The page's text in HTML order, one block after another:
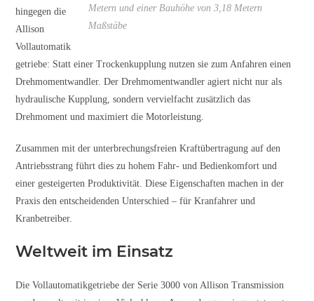
Metern und einer Bauhöhe von 3,18 Metern
Maßstäbe
hingegen die
Allison
Vollautomatik
getriebe: Statt einer Trockenkupplung nutzen sie zum Anfahren einen
Drehmomentwandler. Der Drehmomentwandler agiert nicht nur als
hydraulische Kupplung, sondern vervielfacht zusätzlich das
Drehmoment und maximiert die Motorleistung.
Zusammen mit der unterbrechungsfreien Kraftübertragung auf den
Antriebsstrang führt dies zu hohem Fahr- und Bedienkomfort und
einer gesteigerten Produktivität. Diese Eigenschaften machen in der
Praxis den entscheidenden Unterschied – für Kranfahrer und
Kranbetreiber.
Weltweit im Einsatz
Die Vollautomatikgetriebe der Serie 3000 von Allison Transmission